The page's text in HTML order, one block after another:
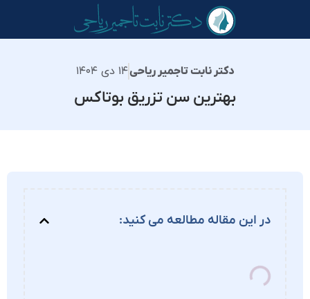
دکتر نابت تاجمیر ریاحی۱۴ دی ۱۴۰۴
بهترین سن تزریق بوتاکس
در این مقاله مطالعه می کنید: